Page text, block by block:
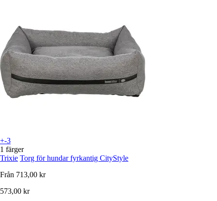
+-3
1 färger
Trixie Torg för hundar fyrkantig CityStyle
Från 713,00 kr
573,00 kr